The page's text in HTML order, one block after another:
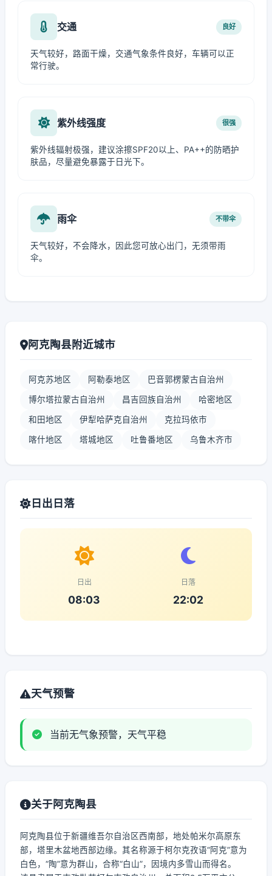
交通 良好
天气较好，路面干燥，交通气象条件良好，车辆可以正
常行驶。
紫外线强度 很强
紫外线辐射极强，建议涂擦SPF20以上、PA++的防晒护
肤品，尽量避免暴露于日光下。
雨伞 不带伞
天气较好，不会降水，因此您可放心出门，无须带雨
伞。
阿克陶县附近城市
阿克苏地区 阿勒泰地区 巴音郭楞蒙古自治州
博尔塔拉蒙古自治州 昌吉回族自治州 哈密地区
和田地区 伊犁哈萨克自治州 克拉玛依市
喀什地区 塔城地区 吐鲁番地区 乌鲁木齐市
日出日落
日出
08:03
日落
22:02
天气预警
当前无气象预警，天气平稳
关于阿克陶县
阿克陶县位于新疆维吾尔自治区西南部，地处帕米尔高原东
部，塔里木盆地西部边缘。其名称源于柯尔克孜语“阿克”意为
白色，“陶”意为群山，合称“白山”，因境内多雪山而得名。